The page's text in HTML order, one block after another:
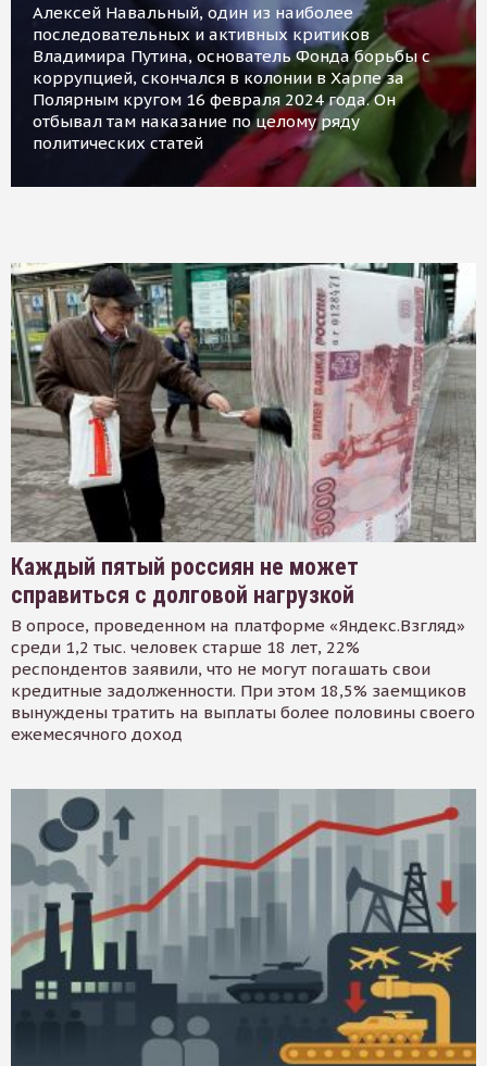
Алексей Навальный, один из наиболее
последовательных и активных критиков
Владимира Путина, основатель Фонда борьбы с
коррупцией, скончался в колонии в Харпе за
Полярным кругом 16 февраля 2024 года. Он
отбывал там наказание по целому ряду
политических статей
Каждый пятый россиян не может
справиться с долговой нагрузкой
В опросе, проведенном на платформе «Яндекс.Взгляд»
среди 1,2 тыс. человек старше 18 лет, 22%
респондентов заявили, что не могут погашать свои
кредитные задолженности. При этом 18,5% заемщиков
вынуждены тратить на выплаты более половины своего
ежемесячного доход